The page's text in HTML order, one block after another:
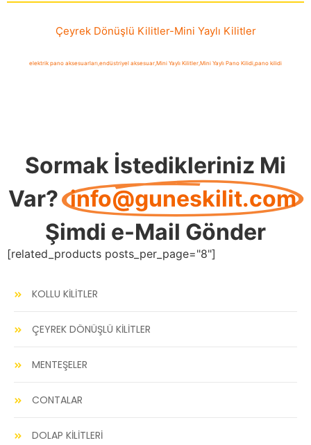
Çeyrek Dönüşlü Kilitler-Mini Yaylı Kilitler
elektrik pano aksesuarları,endüstriyel aksesuar,Mini Yaylı Kilitler,Mini Yaylı Pano Kilidi,pano kilidi
Sormak İstedikleriniz Mi
Var? info@guneskilit.com
Şimdi e-Mail Gönder
[related_products posts_per_page="8"]
KOLLU KİLİTLER
ÇEYREK DÖNÜŞLÜ KİLİTLER
MENTEŞELER
CONTALAR
DOLAP KİLİTLERİ